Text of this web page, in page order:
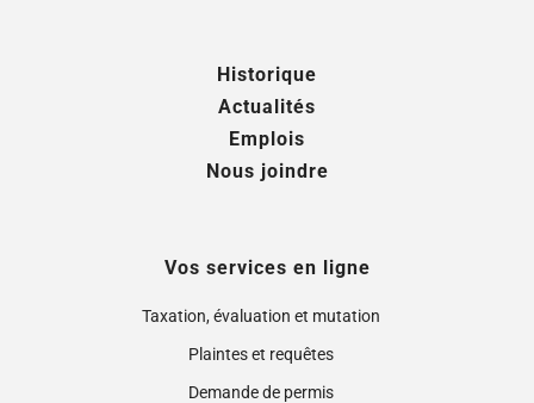
Historique
Actualités
Emplois
Nous joindre
Vos services en ligne
Taxation, évaluation et mutation
Plaintes et requêtes
Demande de permis